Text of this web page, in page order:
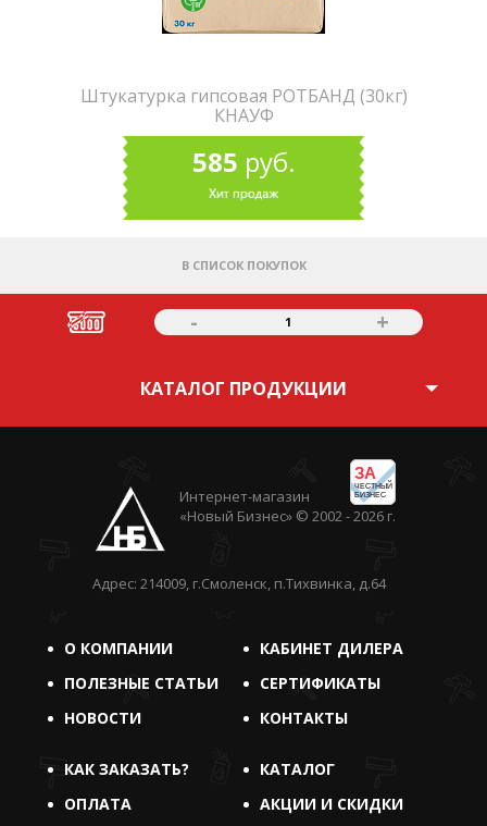
Штукатурка гипсовая РОТБАНД (30кг)
КНАУФ
585 руб.
В СПИСОК ПОКУПОК
- 1 +
КАТАЛОГ ПРОДУКЦИИ
ЗА
ЧЕСТНЫЙ
БИЗНЕС
Интернет-магазин
«Новый Бизнес» © 2002 - 2026 г.
Адрес: 214009, г.Смоленск, п.Тихвинка, д.64
О КОМПАНИИ
КАБИНЕТ ДИЛЕРА
ПОЛЕЗНЫЕ СТАТЬИ
СЕРТИФИКАТЫ
НОВОСТИ
КОНТАКТЫ
КАК ЗАКАЗАТЬ?
КАТАЛОГ
ОПЛАТА
АКЦИИ И СКИДКИ